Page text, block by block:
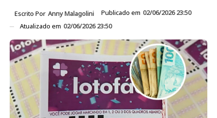
Escrito Por Anny Malagolini Publicado em 02/06/2026 23:50
Atualizado em 02/06/2026 23:50